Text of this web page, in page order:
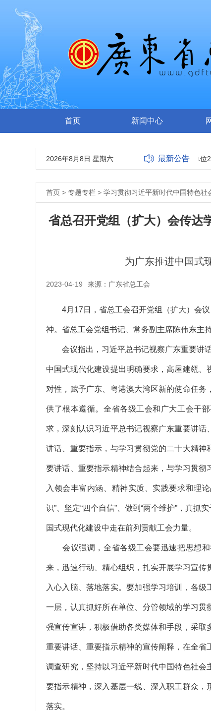
首页 新闻中心
2026年8月8日 星期六 最新公告
广东省总工会所属事业单位
首页 > 专题专栏 > 学习贯彻习近平新时代中国特色社
省总召开党组（扩大）会传达
为广东推进中国式
2023-04-19 来源：广东省总工会
4月17日，省总工会召开党组（扩大）会议
神。省总工会党组书记、常务副主席陈伟东主
会议指出，习近平总书记视察广东重要讲话
中国式现代化建设提出明确要求，高屋建瓴
对性，赋予广东、粤港澳大湾区新的使命任
供了根本遵循。全省各级工会和广大工会干
求，深刻认识习近平总书记视察广东重要讲
讲话、重要指示，与学习贯彻党的二十大精
要讲话、重要指示精神结合起来，与学习贯
入领会丰富内涵、精神实质、实践要求和理
识”、坚定“四个自信”、做到“两个维护”，真
国式现代化建设中走在前列贡献工会力量。
会议强调，全省各级工会要迅速把思想和
来，迅速行动、精心组织，扎实开展学习宣
入心入脑、落地落实。要加强学习培训，各
一层，认真抓好所在单位、分管领域的学习
强宣传宣讲，积极借助各类媒体和手段，采
重要讲话、重要指示精神的宣传阐释，在全
调查研究，坚持以习近平新时代中国特色社
要指示精神，深入基层一线、深入职工群众
落实。